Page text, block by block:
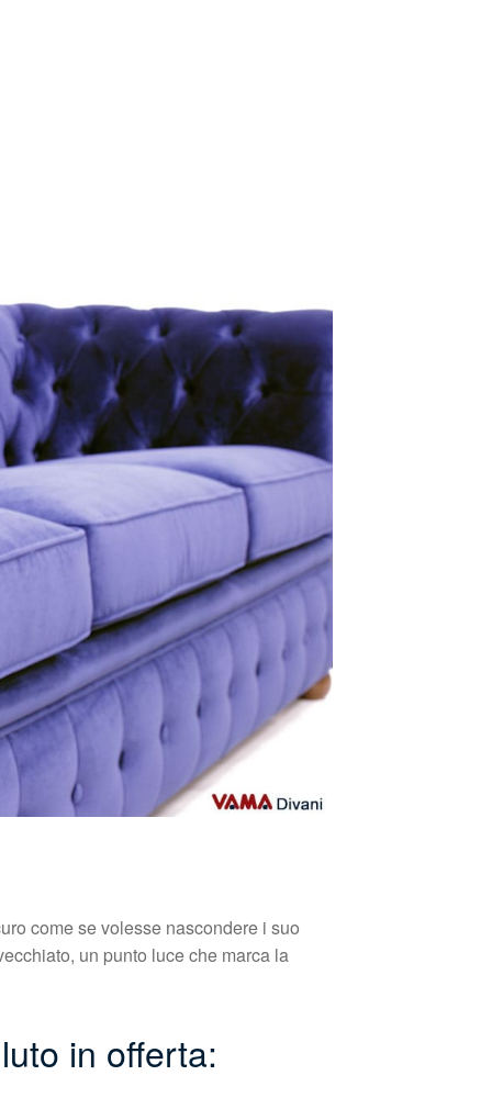
come se volesse nascondere i suo
un punto luce che marca la
in offerta: